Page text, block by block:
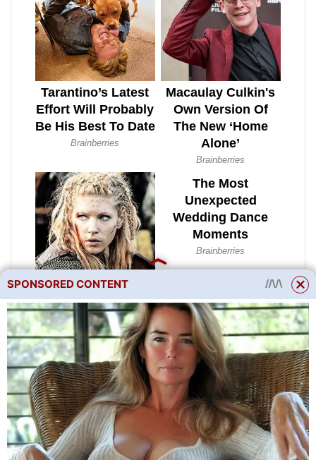
Pomerančovou omáčku lze
navíc smíchat s olivovým
olejem nebo balzamikovým
SPONSORED CONTENT